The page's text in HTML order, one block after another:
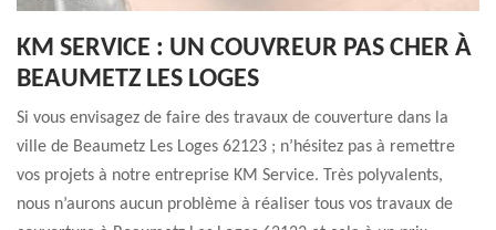
KM SERVICE : UN COUVREUR PAS CHER À
BEAUMETZ LES LOGES
Si vous envisagez de faire des travaux de couverture dans la
ville de Beaumetz Les Loges 62123 ; n’hésitez pas à remettre
vos projets à notre entreprise KM Service. Très polyvalents,
nous n’aurons aucun problème à réaliser tous vos travaux de